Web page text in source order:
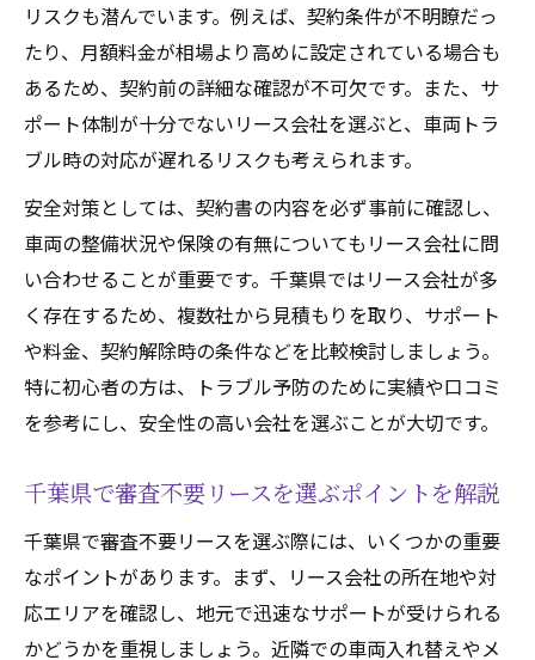
リスクも潜んでいます。例えば、契約条件が不明瞭だっ
たり、月額料金が相場より高めに設定されている場合も
あるため、契約前の詳細な確認が不可欠です。また、サ
ポート体制が十分でないリース会社を選ぶと、車両トラ
ブル時の対応が遅れるリスクも考えられます。
安全対策としては、契約書の内容を必ず事前に確認し、
車両の整備状況や保険の有無についてもリース会社に問
い合わせることが重要です。千葉県ではリース会社が多
く存在するため、複数社から見積もりを取り、サポート
や料金、契約解除時の条件などを比較検討しましょう。
特に初心者の方は、トラブル予防のために実績や口コミ
を参考にし、安全性の高い会社を選ぶことが大切です。
千葉県で審査不要リースを選ぶポイントを解説
千葉県で審査不要リースを選ぶ際には、いくつかの重要
なポイントがあります。まず、リース会社の所在地や対
応エリアを確認し、地元で迅速なサポートが受けられる
かどうかを重視しましょう。近隣での車両入れ替えやメ